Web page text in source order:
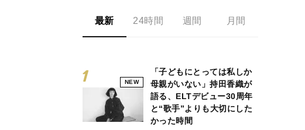
最新 24時間 週間 月間
NEW
「子どもにとっては私しか
母親がいない」持田香織が
語る、ELTデビュー30周年
と“歌手”よりも大切にした
かった時間